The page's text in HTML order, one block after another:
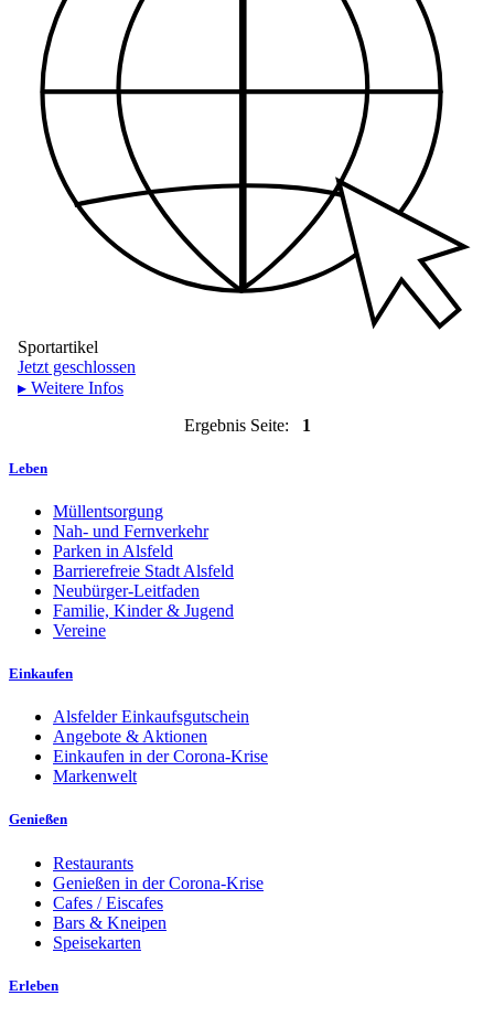
Sportartikel
Jetzt geschlossen
▸ Weitere Infos
Ergebnis Seite: 1
Leben
Müllentsorgung
Nah- und Fernverkehr
Parken in Alsfeld
Barrierefreie Stadt Alsfeld
Neubürger-Leitfaden
Familie, Kinder & Jugend
Vereine
Einkaufen
Alsfelder Einkaufsgutschein
Angebote & Aktionen
Einkaufen in der Corona-Krise
Markenwelt
Genießen
Restaurants
Genießen in der Corona-Krise
Cafes / Eiscafes
Bars & Kneipen
Speisekarten
Erleben